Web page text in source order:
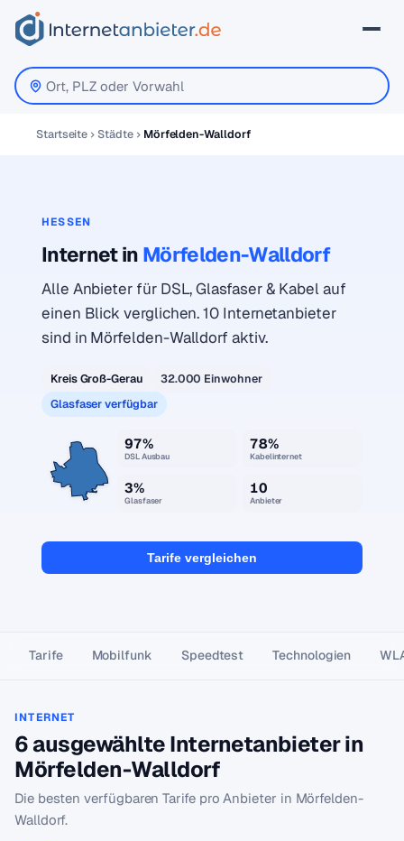
Startseite Städte Mörfelden-Walldorf
HESSEN
Internet in Mörfelden-Walldorf
Alle Anbieter für DSL, Glasfaser & Kabel auf
einen Blick verglichen. 10 Internetanbieter
sind in Mörfelden-Walldorf aktiv.
Kreis Groß-Gerau
32.000 Einwohner
Glasfaser verfügbar
97%
DSL Ausbau
78%
Kabelinternet
3%
Glasfaser
10
Anbieter
Tarife vergleichen
Tarife Mobilfunk Speedtest Technologien
INTERNET
6 ausgewählte Internetanbieter in
Mörfelden-Walldorf
Die besten verfügbaren Tarife pro Anbieter in Mörfelden-
Walldorf.